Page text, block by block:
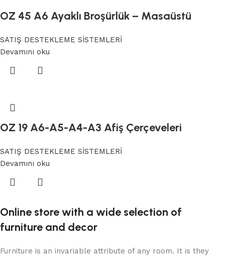
OZ 45 A6 Ayaklı Broşürlük – Masaüstü
SATIŞ DESTEKLEME SİSTEMLERİ
Devamını oku
OZ 19 A6-A5-A4-A3 Afiş Çerçeveleri
SATIŞ DESTEKLEME SİSTEMLERİ
Devamını oku
Online store with a wide selection of
furniture and decor
Furniture is an invariable attribute of any room. It is they